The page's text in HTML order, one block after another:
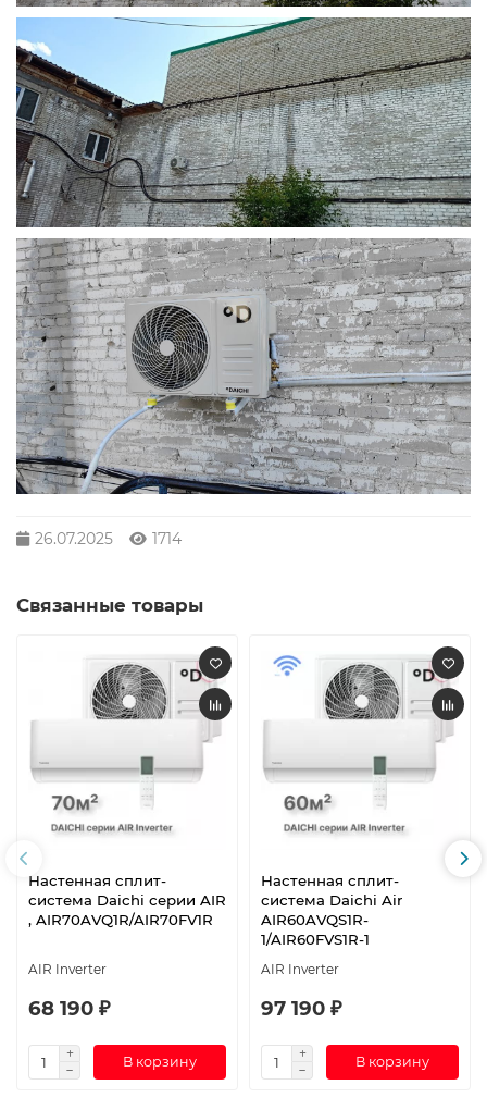
26.07.2025 1714
Связанные товары
Настенная сплит-
система Daichi серии AIR
, AIR70AVQ1R/AIR70FV1R
AIR Inverter
68 190 ₽
В корзину
Настенная сплит-
система Daichi Air
AIR60AVQS1R-
1/AIR60FVS1R-1
AIR Inverter
97 190 ₽
В корзину